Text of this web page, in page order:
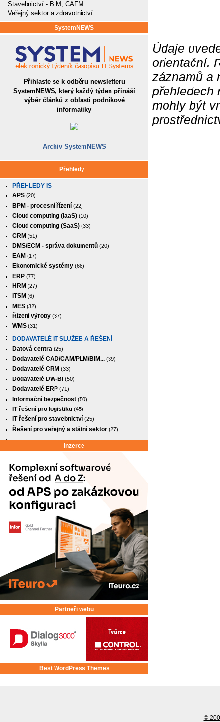
Stavebnictví - BIM, CAFM
Veřejný sektor a zdravotnictví
SystemNEWS
Přihlaste se k odběru newsletteru
SystemNEWS, který každý týden přináší
výběr článků z oblasti podnikové
informatiky
Archiv SystemNEWS
Přehledy
PŘEHLEDY IS
APS (20)
BPM - procesní řízení (22)
Cloud computing (IaaS) (10)
Cloud computing (SaaS) (33)
CRM (51)
DMS/ECM - správa dokumentů (20)
EAM (17)
Ekonomické systémy (68)
ERP (77)
HRM (27)
ITSM (6)
MES (32)
Řízení výroby (37)
WMS (31)
DODAVATELÉ IT SLUŽEB A ŘEŠENÍ
Datová centra (25)
Dodavatelé CAD/CAM/PLM/BIM... (39)
Dodavatelé CRM (33)
Dodavatelé DW-BI (50)
Dodavatelé ERP (71)
Informační bezpečnost (50)
IT řešení pro logistiku (45)
IT řešení pro stavebnictví (25)
Řešení pro veřejný a státní sektor (27)
Inzerce
Partneři webu
Best WordPress Themes
Údaje
orientační.
záznamů a
přehledech
mohly být
©